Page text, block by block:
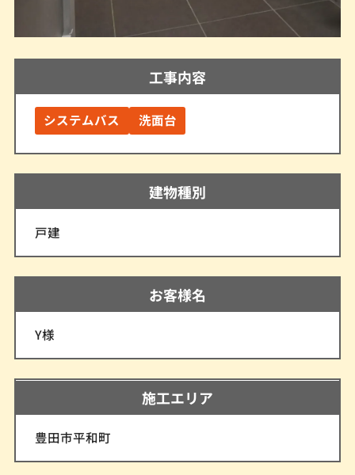
工事内容
システムバス 洗面台
建物種別
戸建
お客様名
Y様
施工エリア
豊田市平和町